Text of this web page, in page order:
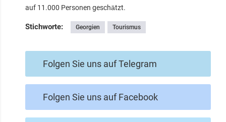
auf 11.000 Personen geschätzt.
Stichworte: Georgien Tourismus
Folgen Sie uns auf Telegram
Folgen Sie uns auf Facebook